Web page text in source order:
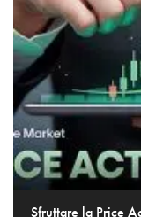
Sfruttare la Price